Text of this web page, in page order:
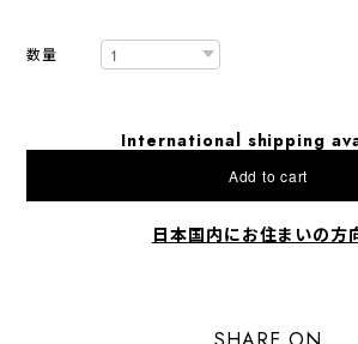
数量
International shipping
Add to cart
日本国内にお住まいの方